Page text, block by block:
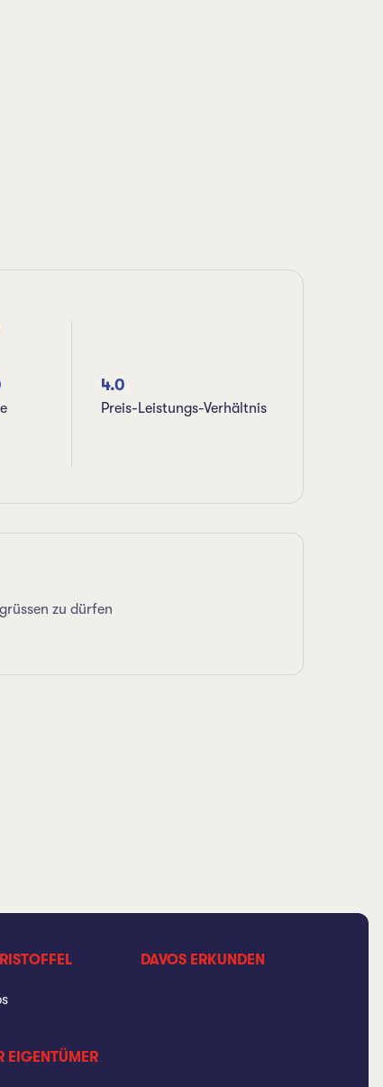
4.0
Preis-Leistungs-Verhältnis
zu dürfen
EIGENTÜMER
DAVOS ERKUNDEN